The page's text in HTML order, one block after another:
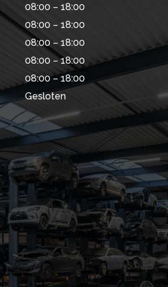
08:00 – 18:00
08:00 – 18:00
08:00 – 18:00
08:00 – 18:00
08:00 – 18:00
Gesloten